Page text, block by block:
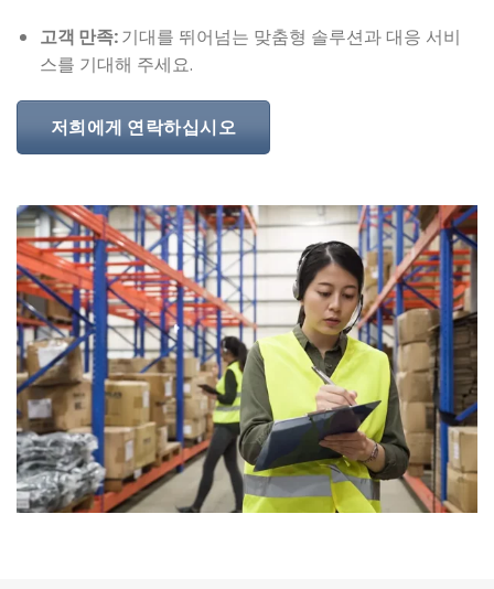
고객 만족:기대를 뛰어넘는 맞춤형 솔루션과 대응 서비
스를 기대해 주세요.
저희에게 연락하십시오